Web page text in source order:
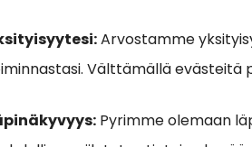
Arvostamme
Välttämällä evästeitä
Pyrimme olemaan